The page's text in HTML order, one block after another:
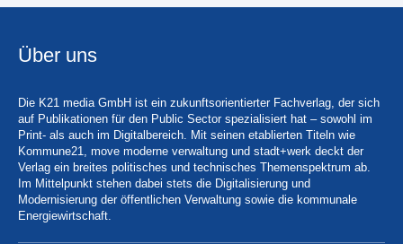
Über uns
Die K21 media GmbH ist ein zukunftsorientierter Fachverlag, der sich
auf Publikationen für den Public Sector spezialisiert hat – sowohl im
Print- als auch im Digitalbereich. Mit seinen etablierten Titeln wie
Kommune21, move moderne verwaltung und stadt+werk deckt der
Verlag ein breites politisches und technisches Themenspektrum ab.
Im Mittelpunkt stehen dabei stets die Digitalisierung und
Modernisierung der öffentlichen Verwaltung sowie die kommunale
Energiewirtschaft.